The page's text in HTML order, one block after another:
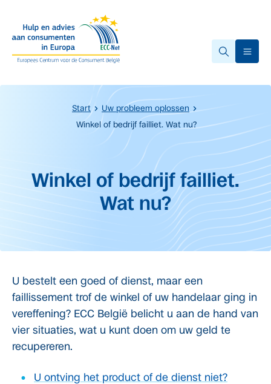
Start
Uw probleem oplossen
Winkel of bedrijf failliet. Wat nu?
Start van de hoofdinhoud
Winkel of bedrijf failliet.
Wat nu?
U bestelt een goed of dienst, maar een
faillissement trof de winkel of uw handelaar ging in
vereffening? ECC België belicht u aan de hand van
vier situaties, wat u kunt doen om uw geld te
recupereren.
U ontving het product of de dienst niet?